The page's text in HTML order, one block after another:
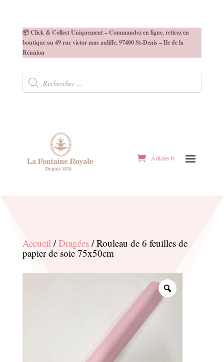
📦 Click & Collect Uniquement – Commandez en ligne, retirez en
boutique au 49 rue victor mac auliffe, 97400 St-Denis – Ile de la
Réunion
Recherche
produits
Articles 0
Accueil/Dragées/ Rouleau de 6 feuilles de
papier de soie 75x50cm